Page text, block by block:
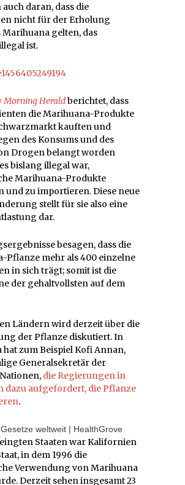
daran, dass die
nicht für der Erholung
Marihuana gelten, das
ist.
Morning Heraldberichtet, dass
die Marihuana-Produkte
kauften und
des Konsums und des
Drogen belangt worden
bislang illegal war,
Marihuana-Produkte
und zu importieren. Diese neue
stellt für sie also eine
dar.
besagen, dass die
Pflanze mehr als 400 einzelne
in sich trägt; somit ist die
der gehaltvollsten auf dem
Ländern wird derzeit über die
der Pflanze diskutiert. In
hat zum Beispiel Kofi Annan,
Generalsekretär der
die Regierungen in
dazu aufgefordert, die Pflanze
.
weltweit | HealthGrove
Staaten war Kalifornien
in dem 1996 die
Verwendung von Marihuana
Derzeit sehen insgesamt 23